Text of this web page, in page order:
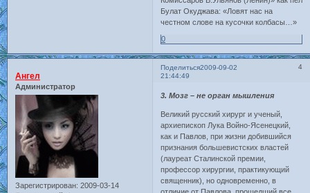
Булат Окуджава: «Ловят нас на
честном слове на кусочки колбасы…»
0
Поделиться 4
2009-09-02
21:44:49
Ангел
Администратор
Зарегистрирован: 2009-03-14
3. Мозг – не орган мышления
Великий русский хирург и ученый,
архиепископ Лука Войно-Ясенецкий,
как и Павлов, при жизни добившийся
признания большевистских властей
(лауреат Сталинской премии,
профессор хирургии, практикующий
священник), но одновременно, в